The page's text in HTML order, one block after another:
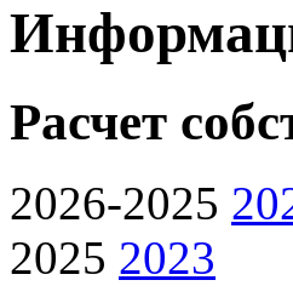
Расчет
2026-2025
2025 2023